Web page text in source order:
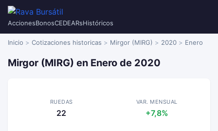
AccionesBonosCEDEARsHistóricos
Inicio Cotizaciones historicas Mirgor (MIRG) 2020 Enero
Mirgor (MIRG) en Enero de 2020
RUEDAS
22
VAR. MENSUAL
+7,8%